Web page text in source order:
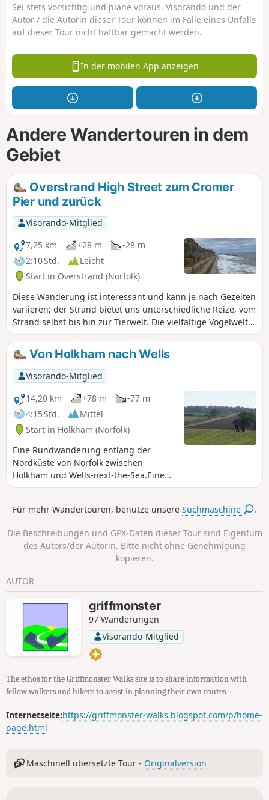
Sei stets vorsichtig und plane voraus. Visorando und der
Autor / die Autorin dieser Tour können im Falle eines Unfalls
auf dieser Tour nicht haftbar gemacht werden.
In der mobilen App anzeigen
Andere Wandertouren in dem
Gebiet
Overstrand High Street zum Cromer
Pier und zurück
Visorando-Mitglied
7,25 km
+28 m
-28 m
2:10 Std.
Leicht
Start in Overstrand (Norfolk)
Diese Wanderung ist interessant und kann je nach Gezeiten
variieren; der Strand bietet uns unterschiedliche Reize, vom
Strand selbst bis hin zur Tierwelt. Die vielfältige Vogelwelt
und in unserem Fall die Babyrobben waren interessant. Die
Möglichkeiten zum Essen und zum Besuch von Museen
usw. in Cromer können diese Wanderung
abwechslungsreich gestalten.
Von Holkham nach Wells
Visorando-Mitglied
14,20 km
+78 m
-77 m
4:15 Std.
Mittel
Start in Holkham (Norfolk)
Eine Rundwanderung entlang der
Nordküste von Norfolk zwischen
Holkham und Wells-next-the-Sea.Eine
Alternative zum North Norfolk Coast
als Holkham Pines bekannten großen
Spaziergang entlang des herrlichen
Sandstrandes von Holkham. Das war ein
wirklich lohnendes Erlebnis mit
kilometerlangen Sandstränden und
ein wenig Sonnenschein ist dies zu
jeder Jahreszeit ein herrlicher
Spaziergang. Die Albatros, ein
Segelschiff, das dauerhaft am Wells
Quay vor Anker liegt, bietet einige gute
und einfache Mittagsgerichte an,
darunter frische Muscheln, und ist ein
passender Zwischenstopp auf halber
Rückweg führt über die Wege rund um
das Holkham-Anwesen, von denen aus
Für mehr Wandertouren, benutze unsereSuchmaschine .
Die Beschreibungen und GPX-Daten dieser Tour sind Eigentum
des Autors/der Autorin. Bitte nicht ohne Genehmigung
kopieren.
AUTOR
griffmonster
97 Wanderungen
Visorando-Mitglied
The ethos for the Griffmonster Walks site is to share information with
fellow walkers and hikers to assist in planning their own routes
Internetseite:https://griffmonster-walks.blogspot.com/p/home-
page.html
Maschinell übersetzte Tour - Originalversion